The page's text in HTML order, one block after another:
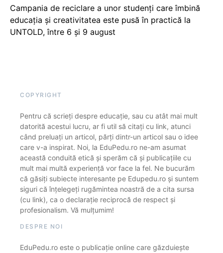
Campania de reciclare a unor studenți care îmbină
educația și creativitatea este pusă în practică la
UNTOLD, între 6 și 9 august
COPYRIGHT
Pentru că scrieți despre educație, sau cu atât mai mult
datorită acestui lucru, ar fi util să citați cu link, atunci
când preluați un articol, părți dintr-un articol sau o idee
care v-a inspirat. Noi, la EduPedu.ro ne-am asumat
această conduită etică și sperăm că și publicațiile cu
mult mai multă experiență vor face la fel. Ne bucurăm
că găsiți subiecte interesante pe Edupedu.ro și suntem
siguri că înțelegeți rugămintea noastră de a cita sursa
(cu link), ca o declarație reciprocă de respect și
profesionalism. Vă mulțumim!
DESPRE NOI
EduPedu.ro este o publicație online care găzduiește